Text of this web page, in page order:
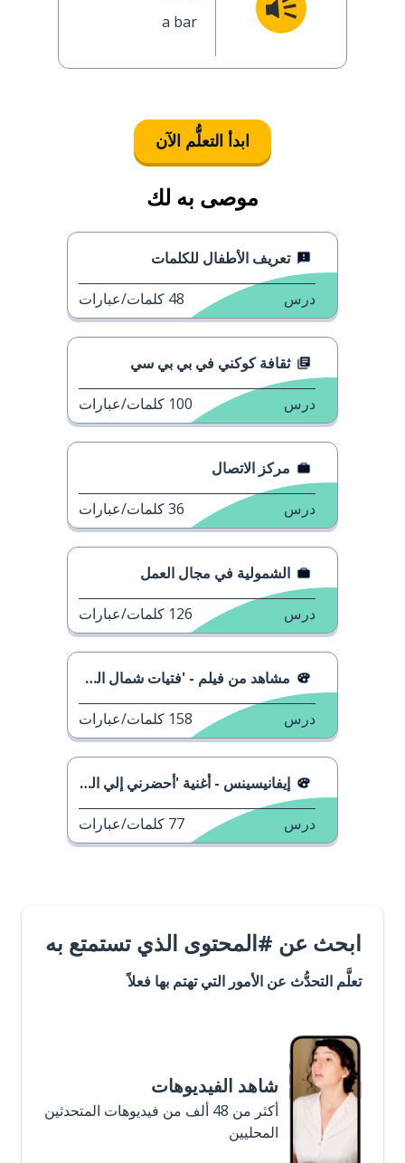
a bar
ابدأ التعلُّم الآن
موصى به لك
تعريف الأطفال للكلمات
درس 48 كلمات/عبارات
ثقافة كوكني في بي بي سي
درس 100 كلمات/عبارات
مركز الاتصال
درس 36كلمات/عبارات
الشمولية في مجال العمل
درس 126 كلمات/عبارات
مشاهد من فيلم - 'فتيات شمال المدينة'
درس 158 كلمات/عبارات
إيفانيسينس - أغنية 'أحضرني إلي الحياة'
درس 77 كلمات/عبارات
ابحث عن #المحتوى الذي تستمتع به
تعلَّم التحدُّث عن الأمور التي تهتم بها فعلاً
شاهد الفيديوهات
أكثر من 48 ألف من فيديوهات المتحدثين
المحليين